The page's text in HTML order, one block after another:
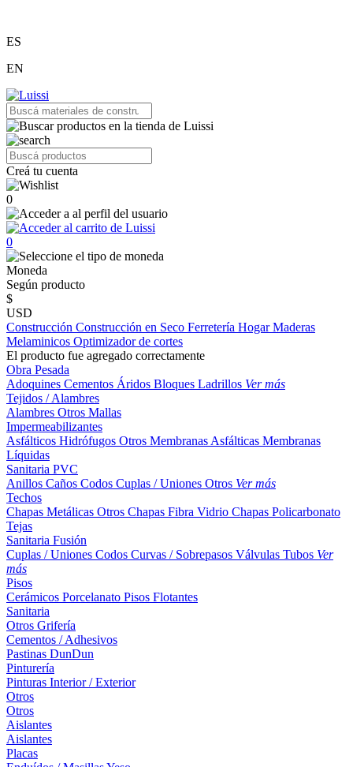
ES
EN
Creá tu cuenta
0
0
Moneda
Según producto
$
USD
Construcción Construcción en Seco Ferretería HogarMaderas
Melaminicos Optimizador de cortes
El producto fue agregado correctamente
Obra Pesada
Adoquines Cementos Áridos Bloques Ladrillos Ver más
Tejidos / Alambres
Alambres Otros Mallas
Impermeabilizantes
Asfálticos Hidrófugos Otros Membranas Asfálticas Membranas
Líquidas
Sanitaria PVC
Anillos Caños Codos Cuplas / Uniones Otros Ver más
Techos
Chapas Metálicas Otros Chapas Fibra Vidrio Chapas Policarbonato
Tejas
Sanitaria Fusión
Cuplas / Uniones Codos Curvas / Sobrepasos Válvulas Tubos Ver
más
Pisos
Cerámicos Porcelanato Pisos Flotantes
Sanitaria
Otros Grifería
Cementos / Adhesivos
Pastinas DunDun
Pinturería
Pinturas Interior / Exterior
Otros
Otros
Aislantes
Aislantes
Placas